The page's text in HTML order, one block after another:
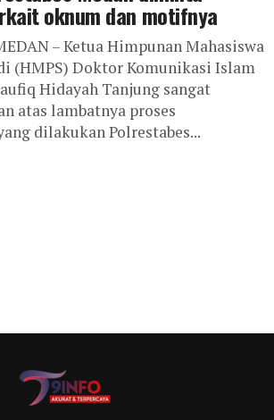
oknum dan motifnya
– Ketua Himpunan Mahasiswa
(HMPS) Doktor Komunikasi Islam
Hidayah Tanjung sangat
atas lambatnya proses
dilakukan Polrestabes...